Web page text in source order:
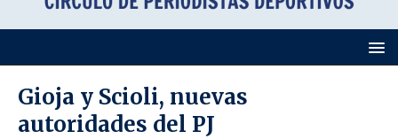
Gioja y Scioli, nuevas
autoridades del PJ